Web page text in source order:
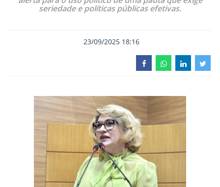
seriedade e políticas públicas efetivas.
23/09/2025 18:16